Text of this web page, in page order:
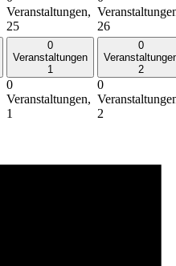
Veranstaltungen,
25
26
0
Veranstaltungen
1
0
Veranstaltungen,
1
0
2
0
2